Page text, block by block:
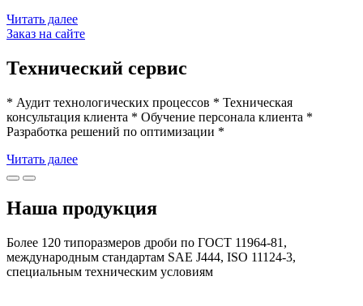
Читать далее
Заказ на сайте
Технический сервис
* Аудит технологических процессов * Техническая
консультация клиента * Обучение персонала клиента *
Разработка решений по оптимизации *
Читать далее
Наша продукция
Более 120 типоразмеров дроби по ГОСТ 11964-81,
международным стандартам SAE J444, ISO 11124-3,
специальным техническим условиям